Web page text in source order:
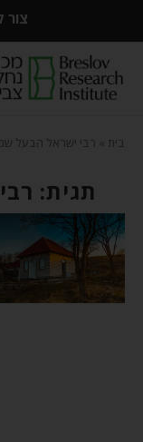
צור
בית רבי ישראל הבעל
תגית: